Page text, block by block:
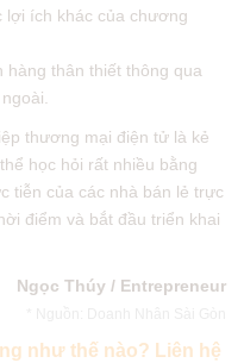
lợi ích khác của chương
hàng thân thiết thông qua
thương mại điện tử là kẻ
học hỏi rất nhiều bằng
tiễn của các nhà bán lẻ trực
điểm và bắt đầu triển khai
Ngọc Thúy / Entrepreneur
như thế nào? Liên hệ